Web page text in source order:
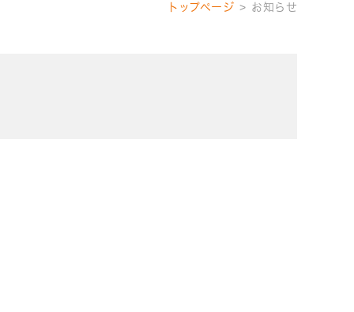
トップページ お知らせ